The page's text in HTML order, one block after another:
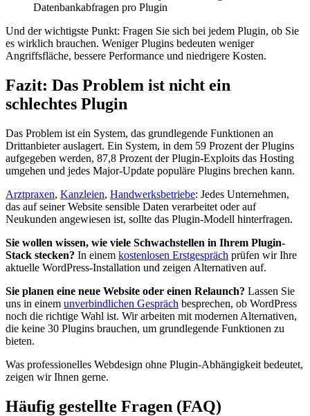
Datenbankabfragen pro Plugin
Und der wichtigste Punkt: Fragen Sie sich bei jedem Plugin, ob Sie
es wirklich brauchen. Weniger Plugins bedeuten weniger
Angriffsfläche, bessere Performance und niedrigere Kosten.
Fazit: Das Problem ist nicht ein
schlechtes Plugin
Das Problem ist ein System, das grundlegende Funktionen an
Drittanbieter auslagert. Ein System, in dem 59 Prozent der Plugins
aufgegeben werden, 87,8 Prozent der Plugin-Exploits das Hosting
umgehen und jedes Major-Update populäre Plugins brechen kann.
Arztpraxen, Kanzleien, Handwerksbetriebe: Jedes Unternehmen,
das auf seiner Website sensible Daten verarbeitet oder auf
Neukunden angewiesen ist, sollte das Plugin-Modell hinterfragen.
Sie wollen wissen, wie viele Schwachstellen in Ihrem Plugin-
Stack stecken? In einem kostenlosen Erstgespräch prüfen wir Ihre
aktuelle WordPress-Installation und zeigen Alternativen auf.
Sie planen eine neue Website oder einen Relaunch? Lassen Sie
uns in einem unverbindlichen Gespräch besprechen, ob WordPress
noch die richtige Wahl ist. Wir arbeiten mit modernen Alternativen,
die keine 30 Plugins brauchen, um grundlegende Funktionen zu
bieten.
Was professionelles Webdesign ohne Plugin-Abhängigkeit bedeutet,
zeigen wir Ihnen gerne.
Häufig gestellte Fragen (FAQ)